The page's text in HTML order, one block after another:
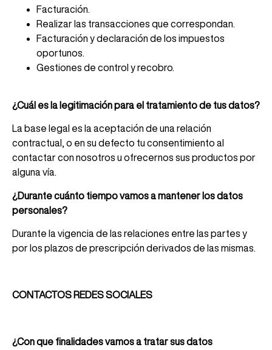
Facturación.
Realizar las transacciones que correspondan.
Facturación y declaración de los impuestos
oportunos.
Gestiones de control y recobro.
¿Cuál es la legitimación para el tratamiento de tus datos?
La base legal es la aceptación de una relación
contractual, o en su defecto tu consentimiento al
contactar con nosotros u ofrecernos sus productos por
alguna vía.
¿Durante cuánto tiempo vamos a mantener los datos
personales?
Durante la vigencia de las relaciones entre las partes y
por los plazos de prescripción derivados de las mismas.
CONTACTOS REDES SOCIALES
¿Con que finalidades vamos a tratar sus datos